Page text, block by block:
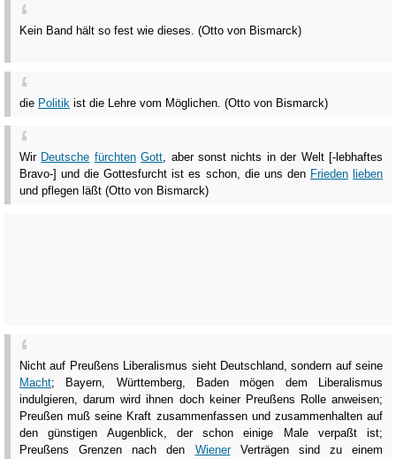
Kein Band hält so fest wie dieses. (Otto von Bismarck)
die Politik ist die Lehre vom Möglichen. (Otto von Bismarck)
Wir Deutsche fürchten Gott , aber sonst nichts in der Welt [-lebhaftes
Bravo-] und die Gottesfurcht ist es schon, die uns den Frieden lieben
und pflegen läßt (Otto von Bismarck)
Nicht auf Preußens Liberalismus sieht Deutschland, sondern auf seine
Macht; Bayern, Württemberg, Baden mögen dem Liberalismus
indulgieren, darum wird ihnen doch keiner Preußens Rolle anweisen;
Preußen muß seine Kraft zusammenfassen und zusammenhalten auf
den günstigen Augenblick, der schon einige Male verpaßt ist;
Preußens Grenzen nach den WienerVerträgen sind zu einem